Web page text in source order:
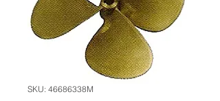
SKU: 46686338M